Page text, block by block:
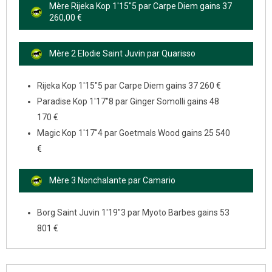
Mère Rijeka Kop 1'15"5 par Carpe Diem gains 37
260,00 €
Mère 2 Elodie Saint Juvin par Quarisso
Rijeka Kop 1'15"5 par Carpe Diem gains 37 260 €
Paradise Kop 1'17"8 par Ginger Somolli gains 48
170 €
Magic Kop 1'17"4 par Goetmals Wood gains 25 540
€
Mère 3 Nonchalante par Camario
Borg Saint Juvin 1'19"3 par Myoto Barbes gains 53
801 €